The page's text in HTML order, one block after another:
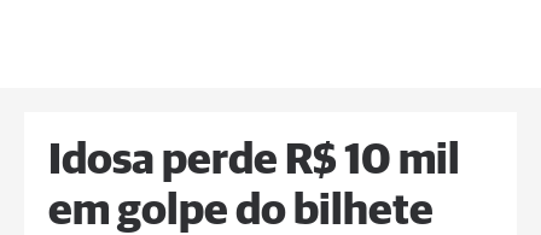
Idosa perde R$ 10 mil
em golpe do bilhete